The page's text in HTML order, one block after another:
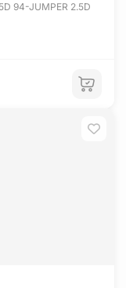
94-JUMPER 2.5D